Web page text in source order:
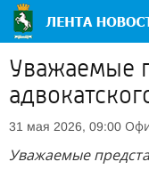
Уважаемые
31 мая 2026, 09:00
Уважаемые